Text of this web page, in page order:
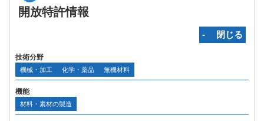
開放特許情報
‐ 閉じる
技術分野
機械・加工 化学・薬品 無機材料
機能
材料・素材の製造